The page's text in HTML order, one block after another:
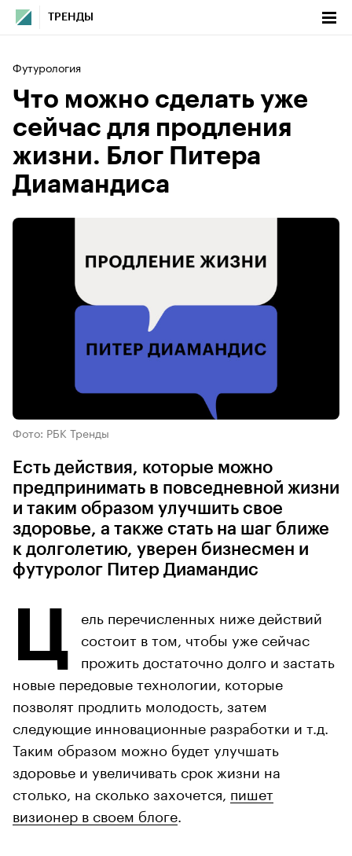
ТРЕНДЫ
Футурология
Что можно сделать уже
сейчас для продления
жизни. Блог Питера
Диамандиса
Фото: РБК Тренды
Есть действия, которые можно
предпринимать в повседневной жизни
и таким образом улучшить свое
здоровье, а также стать на шаг ближе
к долголетию, уверен бизнесмен и
футуролог Питер Диамандис
Ц
ель перечисленных ниже действий
состоит в том, чтобы уже сейчас
прожить достаточно долго и застать
новые передовые технологии, которые
позволят продлить молодость, затем
следующие инновационные разработки и т.д.
Таким образом можно будет улучшать
здоровье и увеличивать срок жизни на
столько, на сколько захочется, пишет
визионер в своем блоге